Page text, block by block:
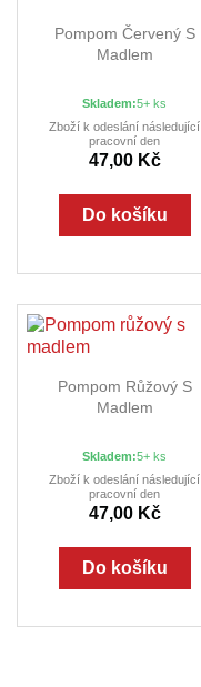
Pompom Červený S
Madlem
Skladem:5+ ks
Zboží k odeslání následující
pracovní den
47,00 Kč
Do košíku
Pompom Růžový S
Madlem
Skladem:5+ ks
Zboží k odeslání následující
pracovní den
47,00 Kč
Do košíku